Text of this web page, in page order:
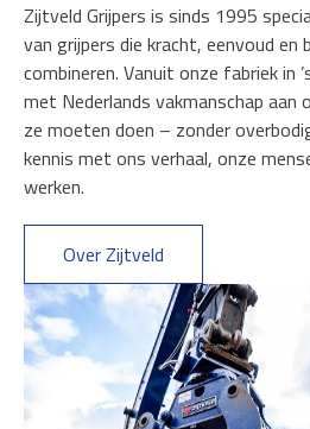
Zijtveld Grijpers is sinds 1995
van grijpers die kracht, eenvoud en
combineren. Vanuit onze fabriek in
met Nederlands vakmanschap aan
ze moeten doen – zonder
kennis met ons verhaal, onze
werken.
Over Zijtveld